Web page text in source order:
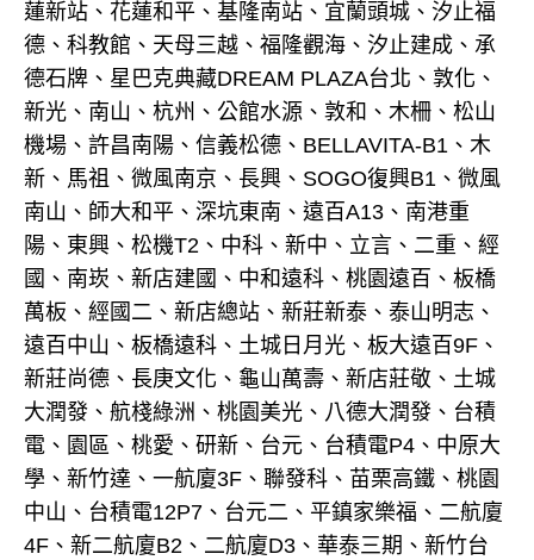
蓮新站、花蓮和平、基隆南站、宜蘭頭城、汐止福
德、科教館、天母三越、福隆觀海、汐止建成、承
德石牌、星巴克典藏DREAM PLAZA台北、敦化、
新光、南山、杭州、公館水源、敦和、木柵、松山
機場、許昌南陽、信義松德、BELLAVITA-B1、木
新、馬祖、微風南京、長興、SOGO復興B1、微風
南山、師大和平、深坑東南、遠百A13、南港重
陽、東興、松機T2、中科、新中、立言、二重、經
國、南崁、新店建國、中和遠科、桃園遠百、板橋
萬板、經國二、新店總站、新莊新泰、泰山明志、
遠百中山、板橋遠科、土城日月光、板大遠百9F、
新莊尚德、長庚文化、龜山萬壽、新店莊敬、土城
大潤發、航棧綠洲、桃園美光、八德大潤發、台積
電、園區、桃愛、研新、台元、台積電P4、中原大
學、新竹達、一航廈3F、聯發科、苗栗高鐵、桃園
中山、台積電12P7、台元二、平鎮家樂福、二航廈
4F、新二航廈B2、二航廈D3、華泰三期、新竹台